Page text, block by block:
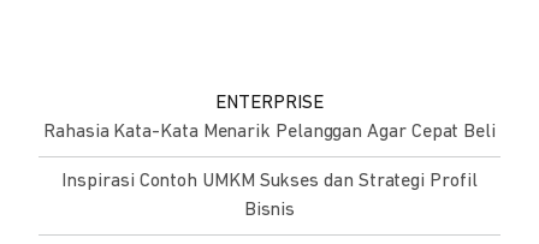
ENTERPRISE
Rahasia Kata-Kata Menarik Pelanggan Agar Cepat Beli
Inspirasi Contoh UMKM Sukses dan Strategi Profil
Bisnis